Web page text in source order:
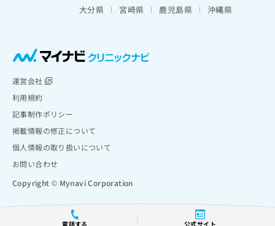
電話する 公式サイト
大分県
宮崎県 鹿児島県 沖縄県
運営会社
利用規約
記事制作ポリシー
掲載情報の修正について
個人情報の取り扱いについて
お問い合わせ
Copyright © Mynavi Corporation